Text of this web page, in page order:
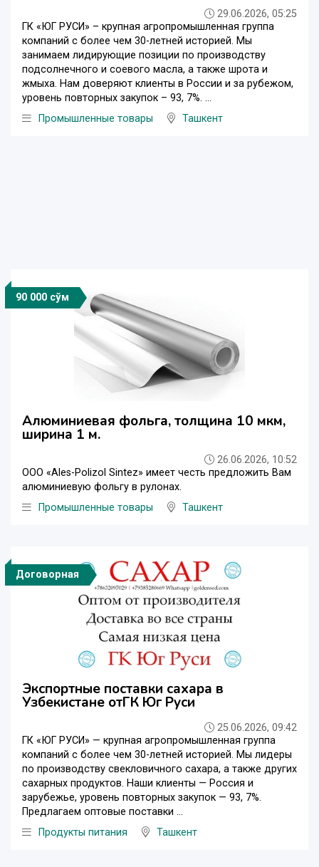
29.06.2026, 05:25
ГК «ЮГ РУСИ» – крупная агропромышленная группа
компаний с более чем 30-летней историей. Мы
занимаем лидирующие позиции по производству
подсолнечного и соевого масла, а также шрота и
жмыха. Нам доверяют клиенты в России и за рубежом,
уровень повторных закупок – 93, 7%. ...
Промышленные товары
Ташкент
90 000 сўм
Алюминиевая фольга, толщина 10 мкм,
ширина 1 м.
26.06.2026, 10:52
ООО «Ales-Polizol Sintez» имеет честь предложить Вам
алюминиевую фольгу в рулонах.
Промышленные товары
Ташкент
Договорная
Экспортные поставки сахара в
Узбекистане отГК Юг Руси
25.06.2026, 09:42
ГК «ЮГ РУСИ» — крупная агропромышленная группа
компаний с более чем 30-летней историей. Мы лидеры
по производству свекловичного сахара, а также других
сахарных продуктов. Наши клиенты — Россия и
зарубежье, уровень повторных закупок — 93, 7%.
Предлагаем оптовые поставки ...
Продукты питания
Ташкент